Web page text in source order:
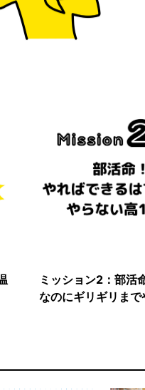
ミッション2：部活
なのにギリギリま